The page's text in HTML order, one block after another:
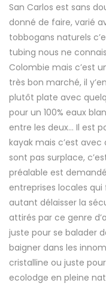
San Carlos est sans
donné de faire, varié
tobbogans naturels
tubing nous ne
Colombie mais c’est
très bon marché, il
plutôt plate avec
pour un 100% eaux
entre les deux… Il est
kayak mais c’est
sont pas surplace,
préalable est
entreprises locales
autant délaisser la
attirés par ce genre
juste pour se balader
baigner dans les
cristalline ou juste
ecolodge en pleine